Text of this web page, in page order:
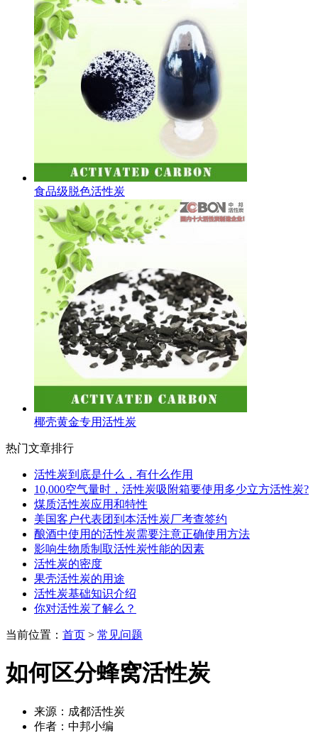
食品级脱色活性炭
椰壳黄金专用活性炭
热门文章排行
活性炭到底是什么，有什么作用
10,000空气量时，活性炭吸附箱要使用多少立方活性炭?
煤质活性炭应用和特性
美国客户代表团到本活性炭厂考查签约
酿酒中使用的活性炭需要注意正确使用方法
影响生物质制取活性炭性能的因素
活性炭的密度
果壳活性炭的用途
活性炭基础知识介绍
你对活性炭了解么？
当前位置： 首页 > 常见问题
如何区分蜂窝活性炭
来源：成都活性炭
作者：中邦小编